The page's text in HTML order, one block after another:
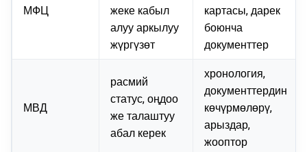
МФЦ
жеке кабыл
алуу аркылуу
жүргүзөт
картасы, дарек
боюнча
документтер
МВД
расмий
статус, оңдоо
же талаштуу
абал керек
хронология,
документтердин
көчүрмөлөрү,
арыздар,
жооптор